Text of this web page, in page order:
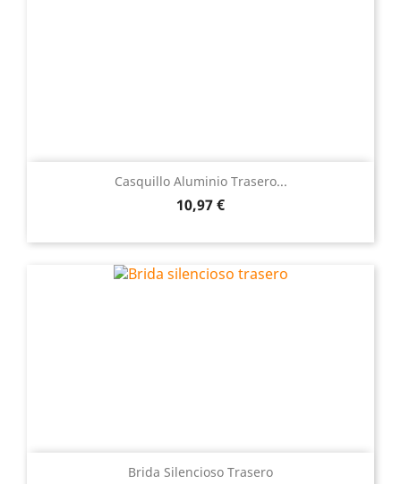
Casquillo Aluminio Trasero...
Precio
10,97 €
Brida Silencioso Trasero